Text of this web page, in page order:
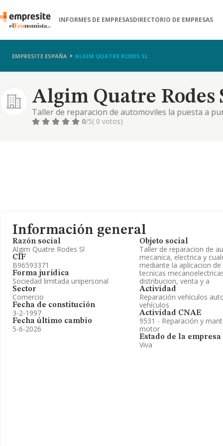
INFORMES DE EMPRESASDIRECTORIO DE EMPRESAS
EMPRESITE ESPAÑA ALGIM QUATRE RODES SL
Algim Quatre Rodes
Taller de reparacion de automoviles la puesta a
mediante la aplicacion de y desarrollo de nuevas
0/5( 0 votos)
Información general
Razón social
Algim Quatre Rodes Sl
CIF
B96593371
Forma jurídica
Sociedad limitada unipersonal
Sector
Comercio
Fecha de constitución
3-2-1997
Fecha último cambio
5-6-2026
Objeto social
Taller de reparacion de
mecanica, electrica y
mediante la aplicacion
tecnicas
distribucion, venta y a
Actividad
Reparación vehículos
vehículos
Actividad CNAE
9531 - Reparación y
motor
Estado de la empresa
Viva